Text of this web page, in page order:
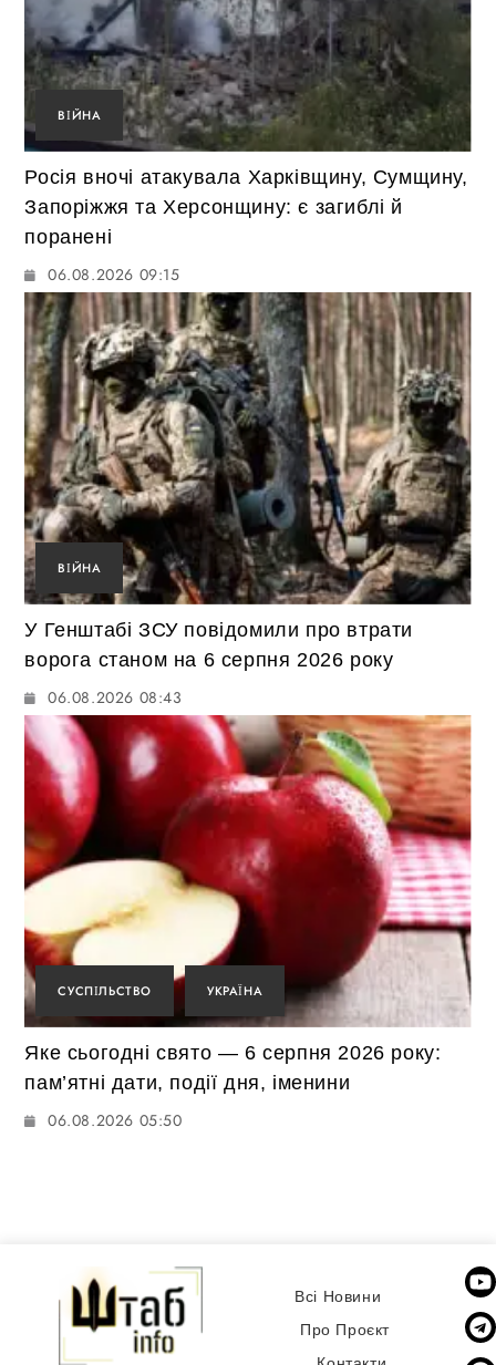
ВІЙНА
Росія вночі атакувала Харківщину, Сумщину,
Запоріжжя та Херсонщину: є загиблі й
поранені
06.08.2026 09:15
ВІЙНА
У Генштабі ЗСУ повідомили про втрати
ворога станом на 6 серпня 2026 року
06.08.2026 08:43
СУСПІЛЬСТВО УКРАЇНА
Яке сьогодні свято — 6 серпня 2026 року:
пам’ятні дати, події дня, іменини
06.08.2026 05:50
Всі Новини
Про Проєкт